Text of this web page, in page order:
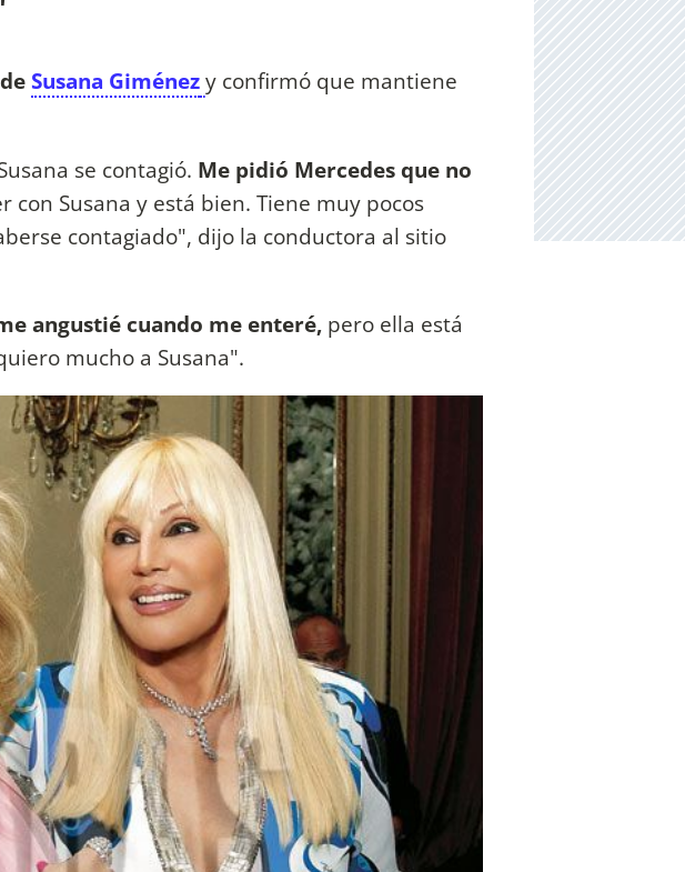
Susana Giménezy confirmó que mantiene
se contagió. Me pidió Mercedes que no
con Susana y está bien. Tiene muy pocos
contagiado", dijo la conductora al sitio
angustié cuando me enteré, pero ella está
mucho a Susana".